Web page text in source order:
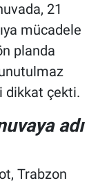
21
mücadele
planda
dikkat çekti.
adı
Trabzon